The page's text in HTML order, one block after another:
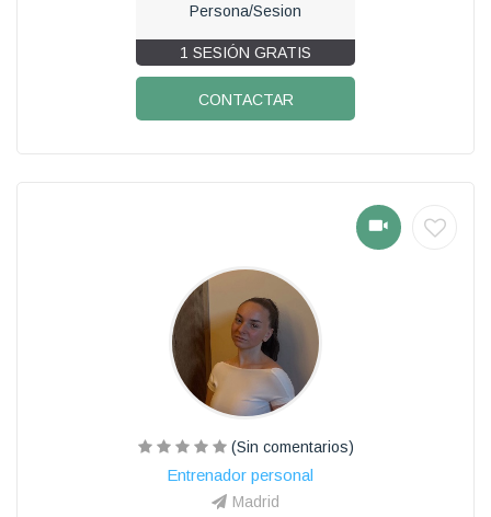
Persona/Sesion
1 SESIÓN GRATIS
CONTACTAR
(Sin comentarios)
Entrenador personal
Madrid